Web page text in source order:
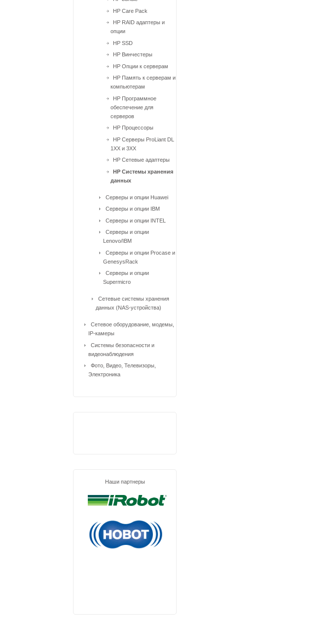
HP Care Pack
HP RAID адаптеры и
опции
HP SSD
HP Винчестеры
HP Опции к серверам
HP Память к серверам и
компьютерам
HP Программное
обеспечение для
серверов
HP Процессоры
HP Серверы ProLiant DL
1XX и 3XX
HP Сетевые адаптеры
HP Системы хранения
данных
Серверы и опции Huawei
Серверы и опции IBM
Серверы и опции INTEL
Серверы и опции
Lenovo/IBM
Серверы и опции Procase и
GenesysRack
Серверы и опции
Supermicro
Сетевые системы хранения
данных (NAS-устройства)
Сетевое оборудование, модемы,
IP-камеры
Системы безопасности и
видеонаблюдения
Фото, Видео, Телевизоры,
Электроника
Наши партнеры